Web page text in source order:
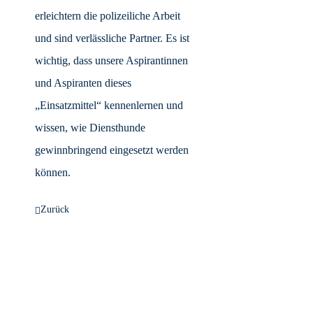
erleichtern die polizeiliche Arbeit
und sind verlässliche Partner. Es ist
wichtig, dass unsere Aspirantinnen
und Aspiranten dieses
„Einsatzmittel“ kennenlernen und
wissen, wie Diensthunde
gewinnbringend eingesetzt werden
können.
Zurück